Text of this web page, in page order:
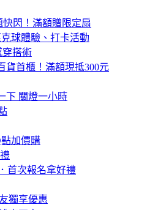
快閃！滿額贈限定扇
球體驗、打卡活動
穿搭術
貨首櫃！滿額現抵300元
下 關燈一小時
加價購
首次報名拿好禮
獨享優惠